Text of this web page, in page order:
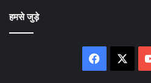
हमसे जुड़े
Facebook